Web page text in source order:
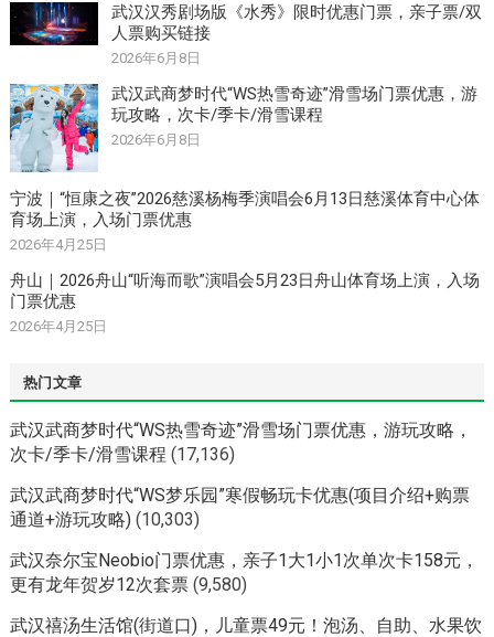
武汉汉秀剧场版《水秀》限时优惠门票，亲子票/双
人票购买链接
2026年6月8日
武汉武商梦时代“WS热雪奇迹”滑雪场门票优惠，游
玩攻略，次卡/季卡/滑雪课程
2026年6月8日
宁波｜“恒康之夜”2026慈溪杨梅季演唱会6月13日慈溪体育中心体
育场上演，入场门票优惠
2026年4月25日
舟山｜2026舟山“听海而歌”演唱会5月23日舟山体育场上演，入场
门票优惠
2026年4月25日
热门文章
武汉武商梦时代“WS热雪奇迹”滑雪场门票优惠，游玩攻略，
次卡/季卡/滑雪课程 (17,136)
武汉武商梦时代“WS梦乐园”寒假畅玩卡优惠(项目介绍+购票
通道+游玩攻略) (10,303)
武汉奈尔宝Neobio门票优惠，亲子1大1小1次单次卡158元，
更有龙年贺岁12次套票 (9,580)
武汉禧汤生活馆(街道口)，儿童票49元！泡汤、自助、水果饮